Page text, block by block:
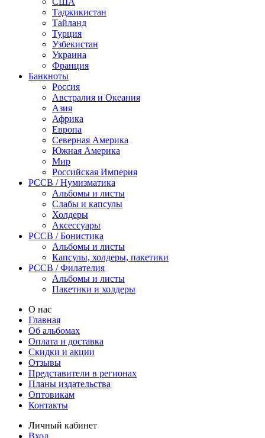
Таджикистан
Тайланд
Турция
Узбекистан
Украина
Франция
Банкноты
Россия
Австралия и Океания
Азия
Африка
Европа
Северная Америка
Южная Америка
Мир
Российская Империя
PCCB / Нумизматика
Альбомы и листы
Слабы и капсулы
Холдеры
Аксессуары
PCCB / Бонистика
Альбомы и листы
Капсулы, холдеры, пакетики
PCCB / Филателия
Альбомы и листы
Пакетики и холдеры
О нас
Главная
Об альбомах
Оплата и доставка
Скидки и акции
Отзывы
Представители в регионах
Планы издательства
Оптовикам
Контакты
Личный кабинет
Вход